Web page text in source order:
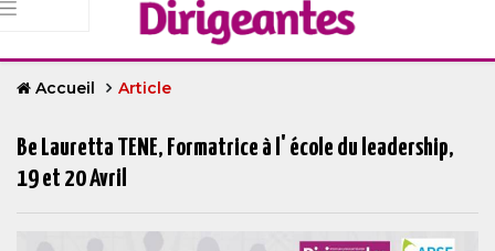
Accueil Article
Be Lauretta TENE, Formatrice à l' école du leadership,
19 et 20 Avril